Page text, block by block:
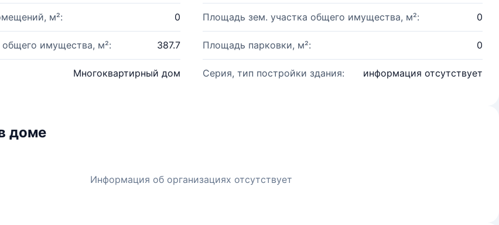
м²: 0 Площадь зем. участка общего имущества, м²: 0
имущества, м²: 387.7 Площадь парковки, м²: 0
Многоквартирный дом Серия, тип постройки здания: информация отсутствует
доме
Информация об организациях отсутствует